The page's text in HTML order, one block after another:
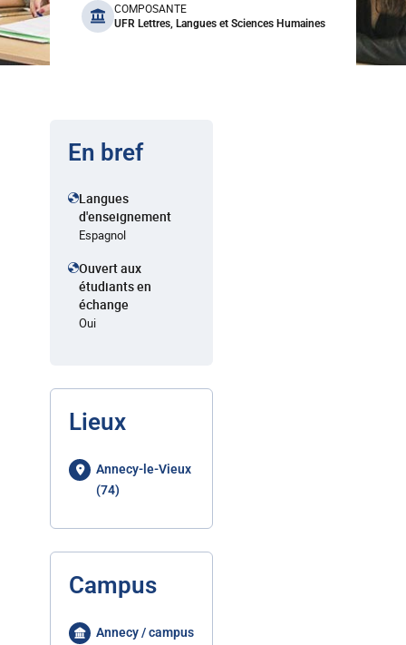
COMPOSANTE
UFR Lettres, Langues et Sciences Humaines
En bref
Langues
d'enseignement
Espagnol
Ouvert aux
étudiants en
échange
Oui
Lieux
Annecy-le-Vieux
(74)
Campus
Annecy / campus